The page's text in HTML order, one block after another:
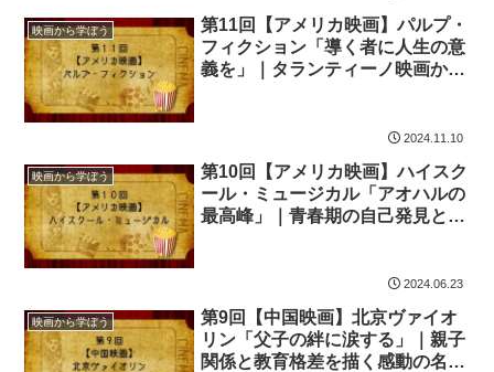
映画から学ぼう
第11回【アメリカ映画】パルプ・
フィクション「導く者に人生の意
義を」｜タランティーノ映画から
2024.11.10
映画から学ぼう
第10回【アメリカ映画】ハイスク
ール・ミュージカル「アオハルの
最高峰」｜青春期の自己発見とス
2024.06.23
映画から学ぼう
第9回【中国映画】北京ヴァイオ
リン「父子の絆に涙する」｜親子
関係と教育格差を描く感動の名作